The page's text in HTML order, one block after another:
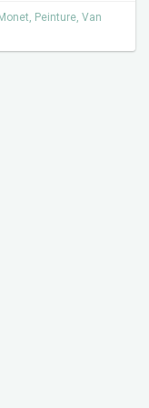
Monet, Peinture, Van